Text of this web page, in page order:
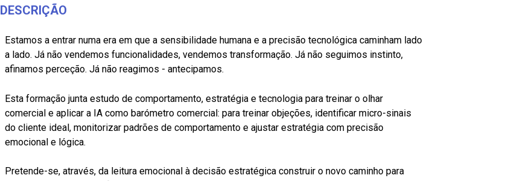
DESCRIÇÃO
Estamos a entrar numa era em que a sensibilidade humana e a precisão tecnológica caminham lado
a lado. Já não vendemos funcionalidades, vendemos transformação. Já não seguimos instinto,
afinamos perceção. Já não reagimos - antecipamos.
Esta formação junta estudo de comportamento, estratégia e tecnologia para treinar o olhar
comercial e aplicar a IA como barómetro comercial: para treinar objeções, identificar micro-sinais
do cliente ideal, monitorizar padrões de comportamento e ajustar estratégia com precisão
emocional e lógica.
Pretende-se, através, da leitura emocional à decisão estratégica construir o novo caminho para